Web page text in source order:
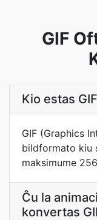
GIF
Kio estas
GIF (Graphics
bildformato kiu
maksimume
Ĉu la
konvertas